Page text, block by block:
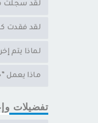
لقد سجلت
لقد فقدت
لماذا يتم
ماذا يعمل
تفضيلات